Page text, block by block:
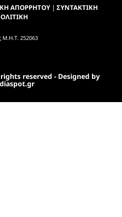
ΑΠΟΡΡΗΤΟΥ| ΣΥΝΤΑΚΤΙΚΗ
Μ.Η.Τ. 252063
reserved - Designed by